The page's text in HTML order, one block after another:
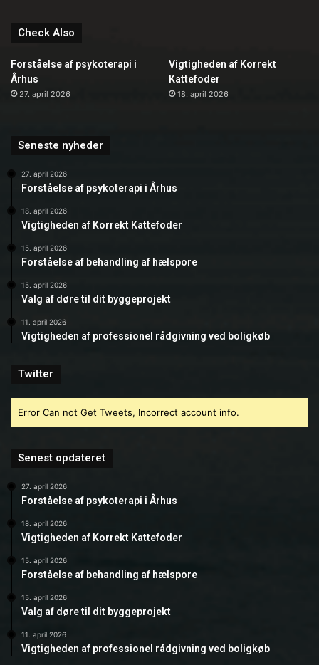
Check Also
Forståelse af psykoterapi i
Århus
27. april 2026
Vigtigheden af Korrekt
Kattefoder
18. april 2026
Seneste nyheder
27. april 2026
Forståelse af psykoterapi i Århus
18. april 2026
Vigtigheden af Korrekt Kattefoder
15. april 2026
Forståelse af behandling af hælspore
15. april 2026
Valg af døre til dit byggeprojekt
11. april 2026
Vigtigheden af professionel rådgivning ved boligkøb
Twitter
Error Can not Get Tweets, Incorrect account info.
Senest opdateret
27. april 2026
Forståelse af psykoterapi i Århus
18. april 2026
Vigtigheden af Korrekt Kattefoder
15. april 2026
Forståelse af behandling af hælspore
15. april 2026
Valg af døre til dit byggeprojekt
11. april 2026
Vigtigheden af professionel rådgivning ved boligkøb